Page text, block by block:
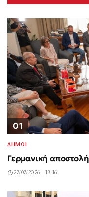
01
ΔΗΜΟΙ
Γερμανική
27/07/2026 - 13:16